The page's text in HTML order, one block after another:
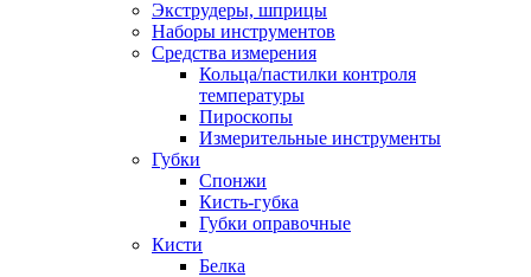
Экструдеры, шприцы
Наборы инструментов
Средства измерения
Кольца/пастилки контроля
температуры
Пироскопы
Измерительные инструменты
Губки
Спонжи
Кисть-губка
Губки оправочные
Кисти
Белка